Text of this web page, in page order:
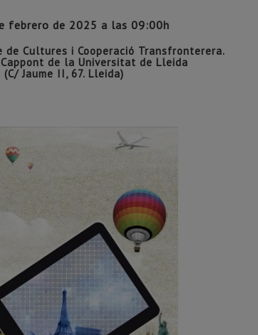
febrero de 2025 a las 09:00h
de Cultures i Cooperació Transfronterera.
Cappont de la Universitat de Lleida
(C/ Jaume II, 67. Lleida)